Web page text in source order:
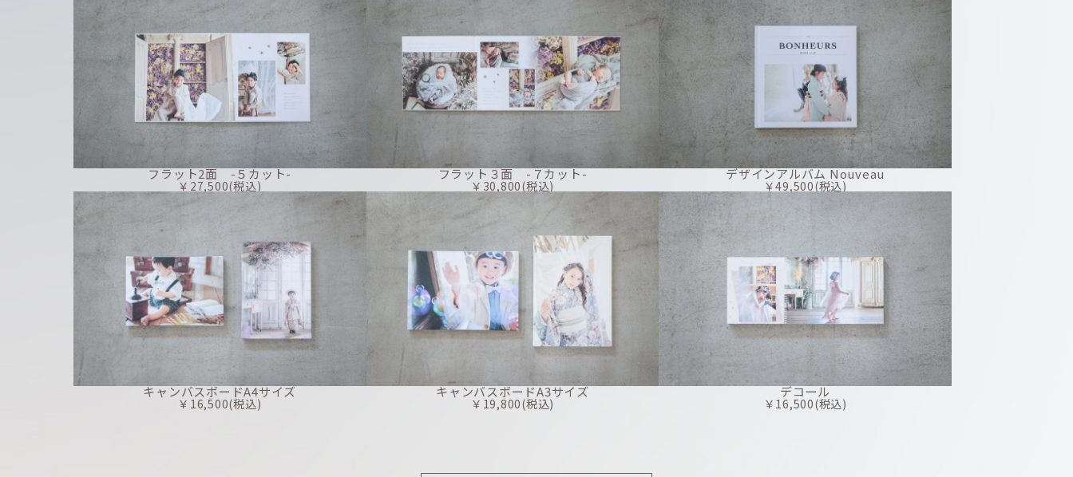
フラット2面 -５カット-
￥27,500(税込)
フラット３面 -７カット-
￥30,800(税込)
デザインアルバム Nouveau
￥49,500(税込)
キャンバスボードA4サイズ
￥16,500(税込)
キャンバスボードA3サイズ
￥19,800(税込)
デコール
￥16,500(税込)